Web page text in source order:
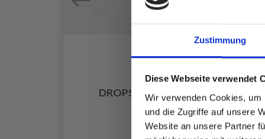
Zustimmung
Diese Webseite verwendet
Wir verwenden Cookies,
und die Zugriffe auf unsere
Website an unsere Partner
DROPS MERINO EXTRA FINE
EUR 3.20